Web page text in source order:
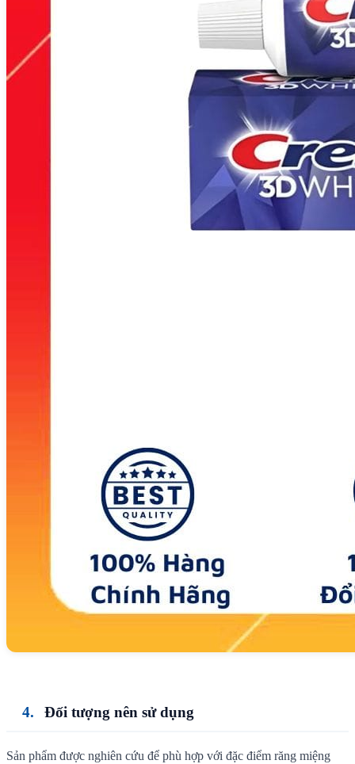
Đối tượng nên sử dụng
Sản phẩm được nghiên cứu để phù hợp với đặc điểm răng miệng